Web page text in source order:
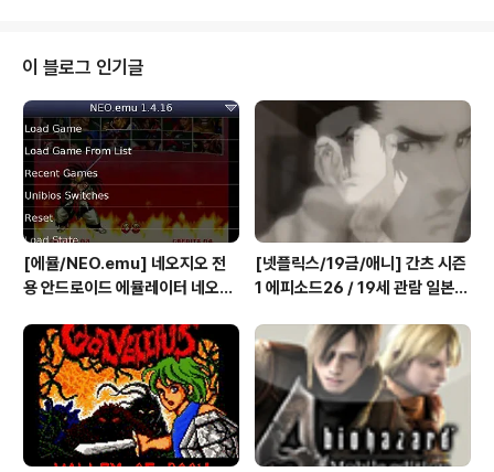
한 메카딕를 듀얼스틱으로 조작하여 각 스테이지마다 존재
하는 적들을 제거하거나 출구를 파괴해탈출하면 됩니다 쏘
고 점프하고 날고 폭탄을 던져 지형을 파괴하며 위험시방
어까지 칠 수 있으며 아날로그 스틱으로 360도 공격도 가
능해 의외로 다양한 액션으로 아케이드 재미를 느낄 수 있
습니다 저렴한 가격 2..
이 블로그 인기글
[에뮬/NEO.emu] 네오지오 전
용 안드로이드 에뮬레이터 네오지
폰 테이크HD Android Emul G
ame)
[넷플릭스/19금/애니] 간츠 시즌
1 에피소드26 / 19세 관람 일본